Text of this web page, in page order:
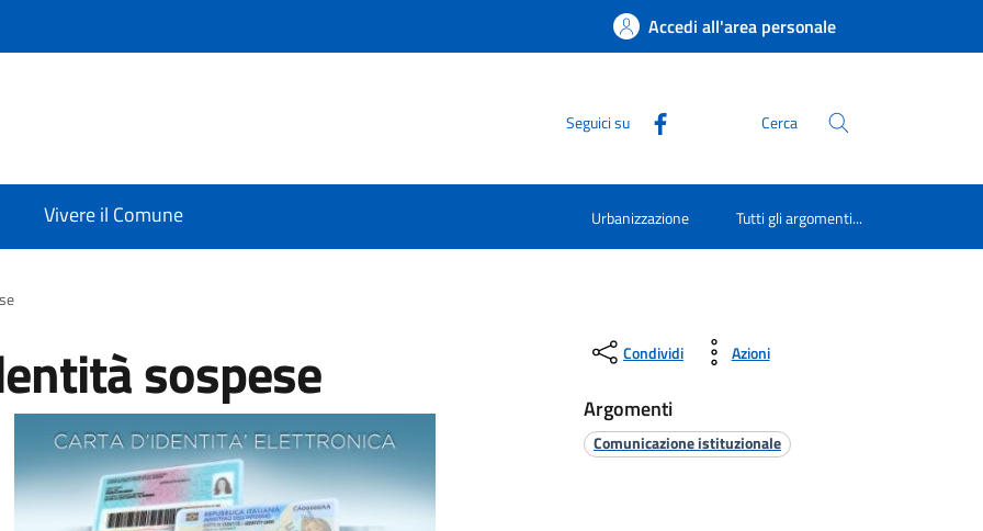
Accedi all'area personale
Seguici su Cerca
Vivere il Comune Urbanizzazione Tutti gli argomenti...
sospese Condividi Azioni
Argomenti
Comunicazione istituzionale